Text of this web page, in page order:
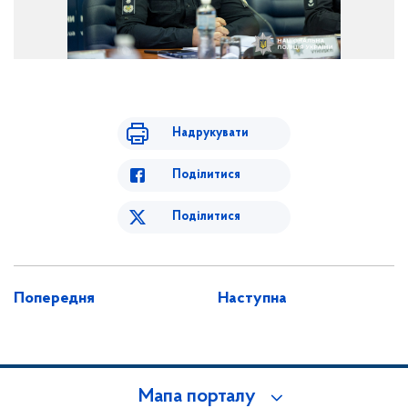
Надрукувати
Поділитися
Поділитися
Попередня Наступна
Мапа порталу